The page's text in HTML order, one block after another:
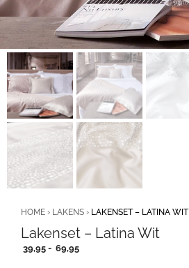
HOME › LAKENS › LAKENSET – LATINA WIT
Lakenset – Latina Wit
39,95 - 69,95Prijsklasse: